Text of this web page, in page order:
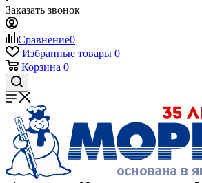
Заказать звонок
Сравнение0
Избранные товары 0
Корзина 0